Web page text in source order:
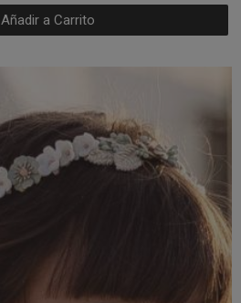
Añadir a Carrito